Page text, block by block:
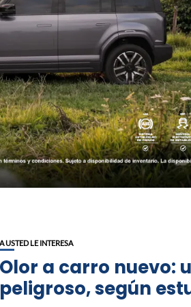
A USTED LE INTERESA
Olor a carro nuevo:
peligroso, según